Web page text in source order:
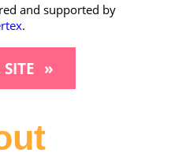
and supported by
.